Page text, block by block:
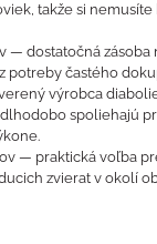
takže si
— dostatočná
potreby častého
výrobca
spoliehajú
— praktická voľba
zvierat v okolí